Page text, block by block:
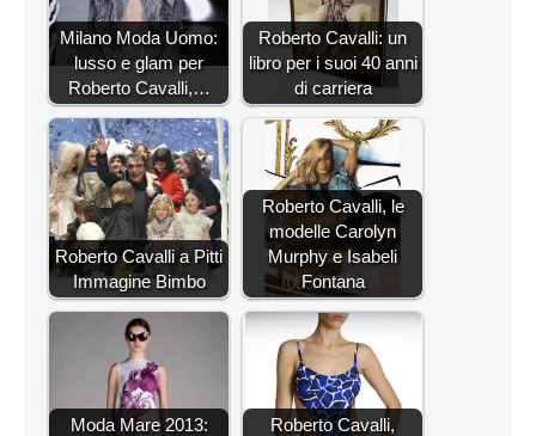
Milano Moda Uomo:
lusso e glam per
Roberto Cavalli,…
Roberto Cavalli: un
libro per i suoi 40 anni
di carriera
Roberto Cavalli a Pitti
Immagine Bimbo
Roberto Cavalli, le
modelle Carolyn
Murphy e Isabeli
Fontana
Moda Mare 2013:
Roberto Cavalli,